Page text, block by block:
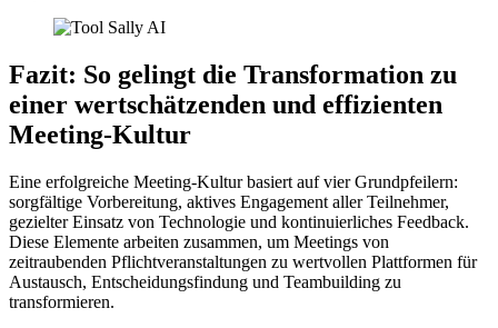
Fazit: So gelingt die Transformation zu
einer wertschätzenden und effizienten
Meeting-Kultur
Eine erfolgreiche Meeting-Kultur basiert auf vier Grundpfeilern:
sorgfältige Vorbereitung, aktives Engagement aller Teilnehmer,
gezielter Einsatz von Technologie und kontinuierliches Feedback.
Diese Elemente arbeiten zusammen, um Meetings von
zeitraubenden Pflichtveranstaltungen zu wertvollen Plattformen für
Austausch, Entscheidungsfindung und Teambuilding zu
transformieren.